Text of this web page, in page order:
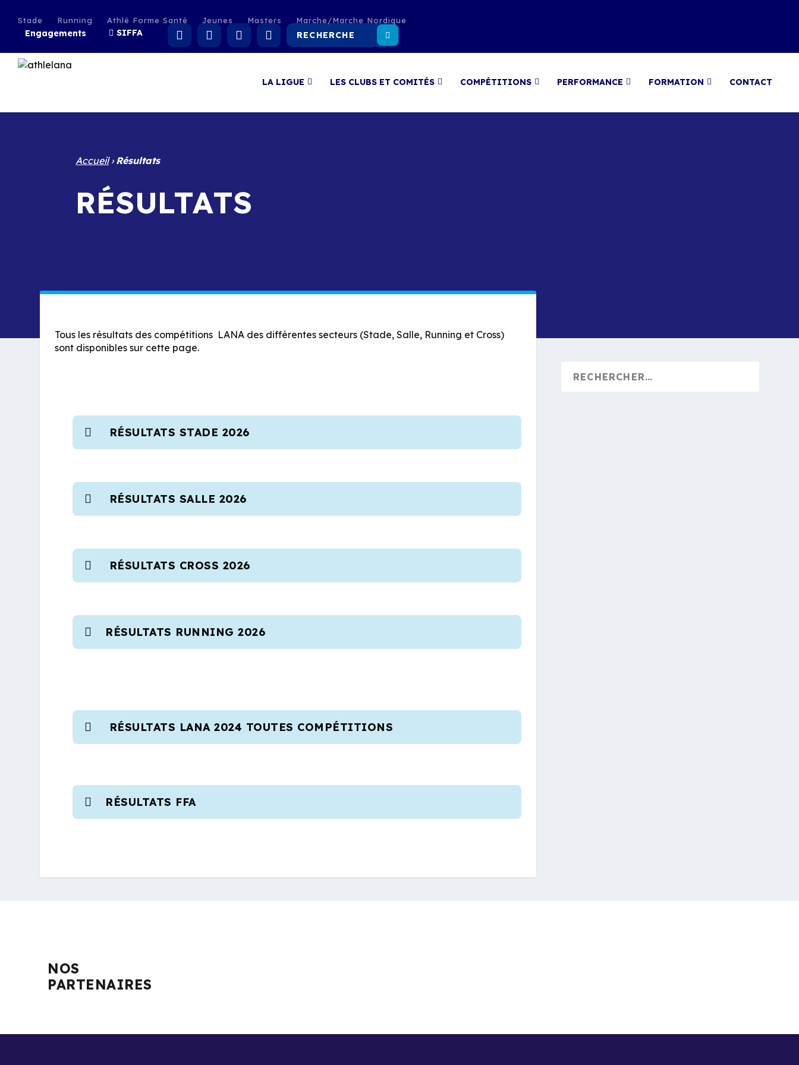
Stade Running Athlé Forme Santé Jeunes Masters Marche/Marche Nordique
Engagements SIFFA
LA LIGUE LES CLUBS ET COMITÉS COMPÉTITIONS PERFORMANCE FORMATION CONTACT
Accueil› Résultats
RÉSULTATS
Tous les résultats des compétitions LANA des différentes secteurs (Stade, Salle, Running et Cross)
sont disponibles sur cette page.
RÉSULTATS STADE 2026
RÉSULTATS SALLE 2026
RÉSULTATS CROSS 2026
RÉSULTATS RUNNING 2026
RÉSULTATS LANA 2024 TOUTES COMPÉTITIONS
RÉSULTATS FFA
NOS
PARTENAIRES